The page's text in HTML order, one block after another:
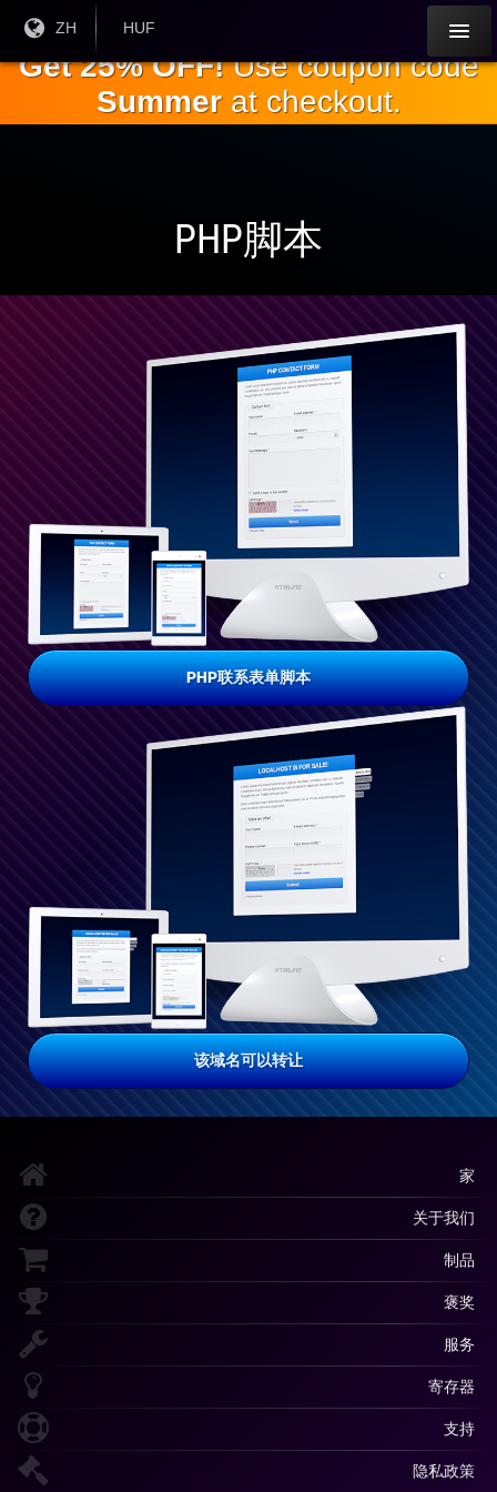
主
要
内
目前
ZH
当前货
HUF
Get 25% OFF!Use coupon code
Summerat checkout.
PHP脚本
PHP联系表单脚本
该域名可以转让
家
关于我们
制品
褒奖
服务
寄存器
支持
隐私政策